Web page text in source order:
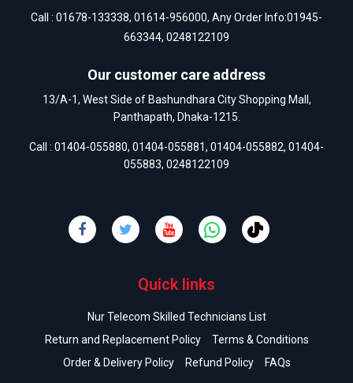
Call : 01678-133338, 01614-956000, Any Order Info:01945-
663344, 0248122109
Our customer care address
13/A-1, West Side of Bashundhara City Shopping Mall,
Panthapath, Dhaka-1215.
Call : 01404-055880, 01404-055881, 01404-055882, 01404-
055883, 0248122109
Quick links
Nur Telecom Skilled Technicians List
Return and Replacement Policy
Terms & Conditions
Order & Delivery Policy
Refund Policy FAQs